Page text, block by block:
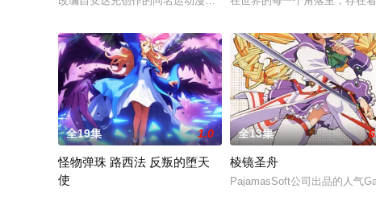
全19集 1.0
怪物弹珠 路西法 反叛的堕天
使
全13集
棱镜圣舟
PajamasSoft公司出品的人气